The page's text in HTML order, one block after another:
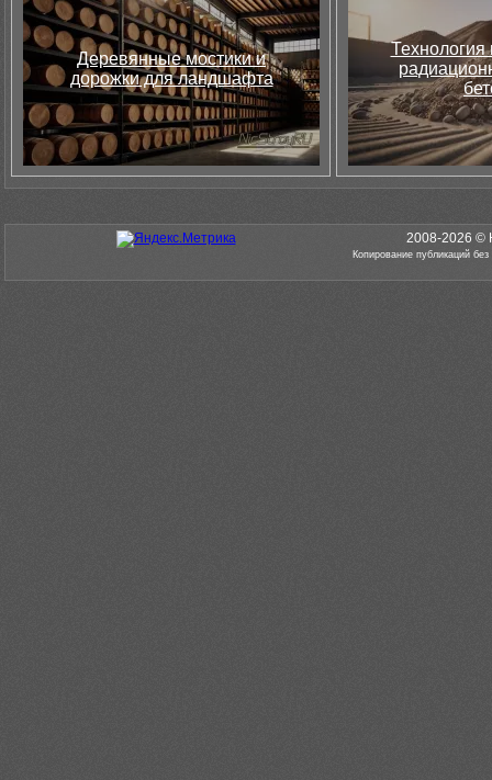
Деревянные мостики и
дорожки для ландшафта
Технология
2008-2026 ©
Копирование публикаций